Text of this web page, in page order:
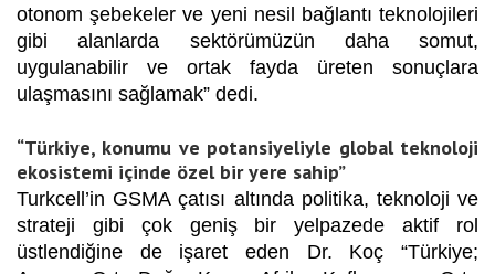
otonom şebekeler ve yeni nesil bağlantı teknolojileri
gibi alanlarda sektörümüzün daha somut,
uygulanabilir ve ortak fayda üreten sonuçlara
ulaşmasını sağlamak” dedi.
“Türkiye, konumu ve potansiyeliyle global teknoloji
ekosistemi içinde özel bir yere sahip”
Turkcell’in GSMA çatısı altında politika, teknoloji ve
strateji gibi çok geniş bir yelpazede aktif rol
üstlendiğine de işaret eden Dr. Koç “Türkiye;